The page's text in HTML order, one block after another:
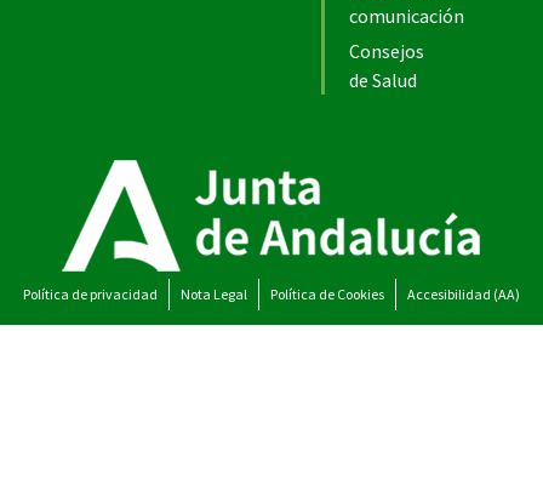
comunicación
Consejos
de Salud
Política de privacidad Nota Legal Política de Cookies Accesibilidad (AA)